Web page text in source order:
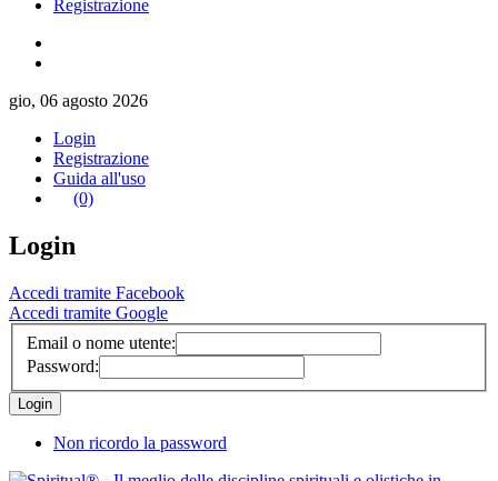
Registrazione
gio, 06 agosto 2026
Login
Registrazione
Guida all'uso
(0)
Login
Accedi tramite Facebook
Accedi tramite Google
Email o nome utente:
Password:
Non ricordo la password